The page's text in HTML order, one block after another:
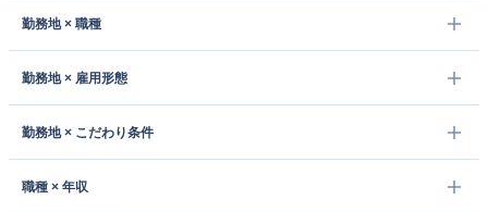
勤務地 × 職種
勤務地 × 雇用形態
勤務地 × こだわり条件
職種 × 年収